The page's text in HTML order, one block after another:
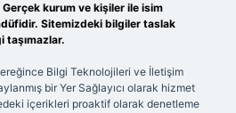
Gerçek kurum ve kişiler ile isim
Sitemizdeki bilgiler taslak
taşımazlar.
Bilgi Teknolojileri ve İletişim
bir Yer Sağlayıcı olarak hizmet
içerikleri proaktif olarak denetleme